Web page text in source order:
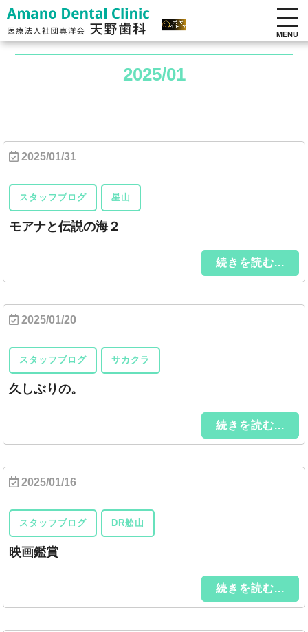
MENU
2025/01
2025/01/31
スタッフブログ 星山
モアナと伝説の海２
続きを読む...
2025/01/20
スタッフブログ サカクラ
久しぶりの。
続きを読む...
2025/01/16
スタッフブログ DR舩山
映画鑑賞
続きを読む...